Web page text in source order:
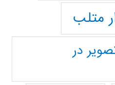
متلب
در